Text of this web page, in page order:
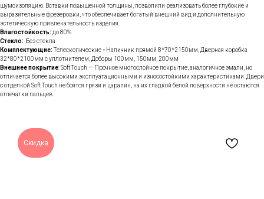
шумоизоляцию. Вставки повышенной толщины, позволили реализовать более глубокие и
выразительные фрезеровки, что обеспечивает богатый внешний вид и дополнительную
эстетическую привлекательность изделия.
Влагостойкость: до 80%
Стекло:
Без стекла
Комплектующие:Телескопические - Наличник прямой 8*70*2150мм, Дверная коробка
32*80*2100мм с уплотнителем, Доборы 100мм, 150мм, 200мм
Внешнее покрытие: Soft Touch — Прочное многослойное покрытие, аналогичное эмали, но
отличается более высокими эксплуатационными и износостойкими характеристиками. Двери
с отделкой Soft Touch не боятся грязи и царапин, на их гладкой белой поверхности не остаются
отпечатки пальцев.
Скидка